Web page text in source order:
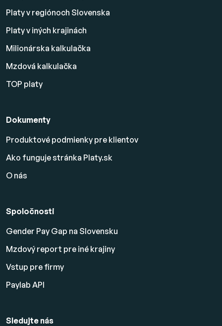
Platy v regiónoch Slovenska
Platy v iných krajinách
Milionárska kalkulačka
Mzdová kalkulačka
TOP platy
Dokumenty
Produktové podmienky pre klientov
Ako funguje stránka Platy.sk
O nás
Spoločnosti
Gender Pay Gap na Slovensku
Mzdový report pre iné krajiny
Vstup pre firmy
Paylab API
Sledujte nás